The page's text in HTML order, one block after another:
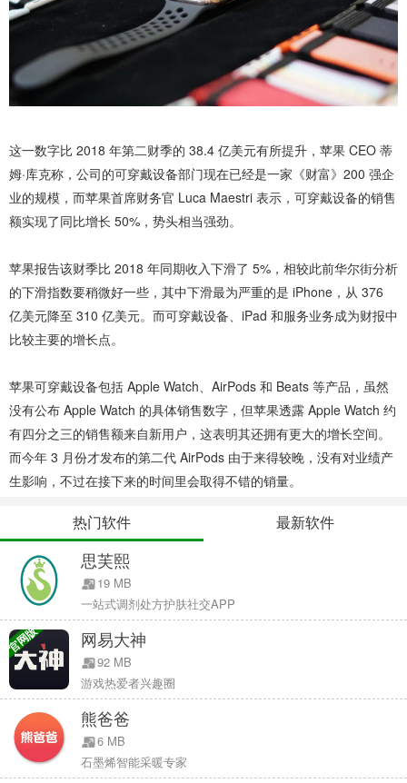
这一数字比 2018 年第二财季的 38.4 亿美元有所提升，苹果 CEO 蒂
姆·库克称，公司的可穿戴设备部门现在已经是一家《财富》200 强企
业的规模，而苹果首席财务官 Luca Maestri 表示，可穿戴设备的销售
额实现了同比增长 50%，势头相当强劲。
苹果报告该财季比 2018 年同期收入下滑了 5%，相较此前华尔街分析
的下滑指数要稍微好一些，其中下滑最为严重的是 iPhone，从 376
亿美元降至 310 亿美元。而可穿戴设备、iPad 和服务业务成为财报中
比较主要的增长点。
苹果可穿戴设备包括 Apple Watch、AirPods 和 Beats 等产品，虽然
没有公布 Apple Watch 的具体销售数字，但苹果透露 Apple Watch 约
有四分之三的销售额来自新用户，这表明其还拥有更大的增长空间。
而今年 3 月份才发布的第二代 AirPods 由于来得较晚，没有对业绩产
生影响，不过在接下来的时间里会取得不错的销量。
热门软件 最新软件
思芙熙
19 MB
一站式调剂处方护肤社交APP
官网版 网易大神
92 MB
游戏热爱者兴趣圈
熊爸爸
6 MB
石墨烯智能采暖专家